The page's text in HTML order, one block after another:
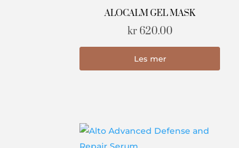
ALOCALM GEL MASK
kr620.00
Les mer